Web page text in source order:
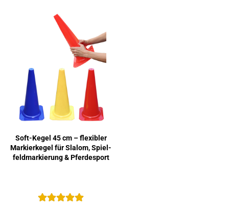
Soft-​Kegel 45 cm – fle­xi­bler
Mar­kier­ke­gel für Sla­lom, Spiel­
feld­mar­kie­rung & Pfer­de­sport